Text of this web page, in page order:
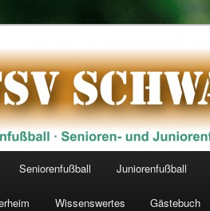
Schwarzbach
Seniorenfußball Juniorenfußball
Wissenswertes Gästebuch